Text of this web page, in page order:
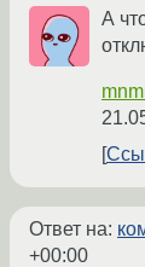
А
Ответ на:
+00:00